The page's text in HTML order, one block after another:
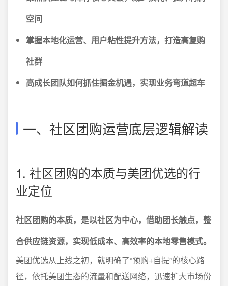
空间
掌握本地化运营、用户粘性提升方法，打造高复购
社群
高成长团队如何抓住掘金机遇，实现业务弯道超车
一、社区团购运营底层逻辑解读
1. 社区团购的本质与美团优选的行
业定位
社区团购的本质，是以社区为中心，借助团长触点，整
合供应链资源，实现低成本、高效率的本地零售模式。
美团优选从上线之初，就明确了“预购+自提”的核心路
径，依托美团生态的流量和配送网络，迅速扩大市场份